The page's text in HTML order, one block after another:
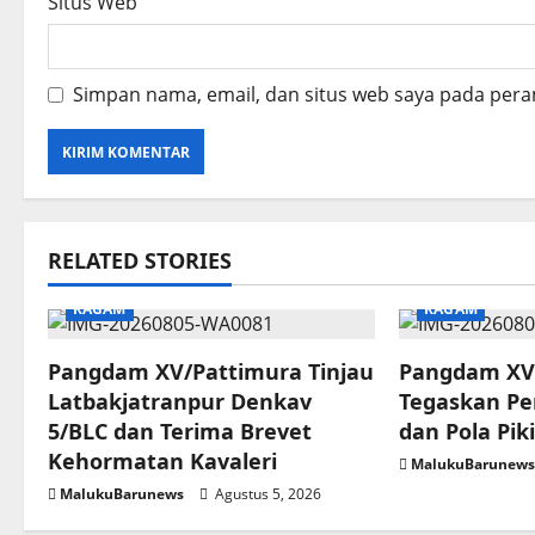
Simpan nama, email, dan situs web saya pada
RELATED STORIES
RAGAM
Pangdam XV/Pattimura Tinjau
Latbakjatranpur Denkav
5/BLC dan Terima Brevet
Kehormatan Kavaleri
MalukuBarunews Agustus 5, 2026
RAGAM
Pangdam
Tegaskan
dan Pola
MalukuBarunews